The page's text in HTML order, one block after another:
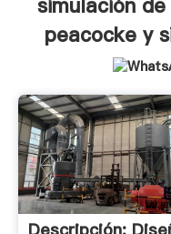
simulación
peacocke y